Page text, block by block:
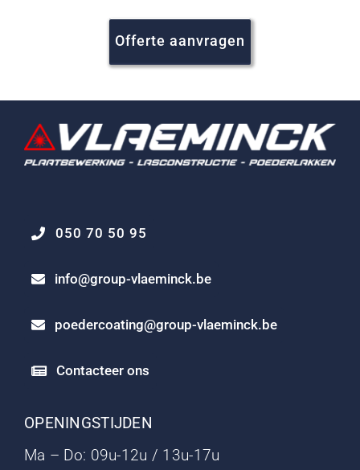
Offerte aanvragen
050 70 50 95
info@group-vlaeminck.be
poedercoating@group-vlaeminck.be
Contacteer ons
OPENINGSTIJDEN
Ma – Do: 09u-12u / 13u-17u